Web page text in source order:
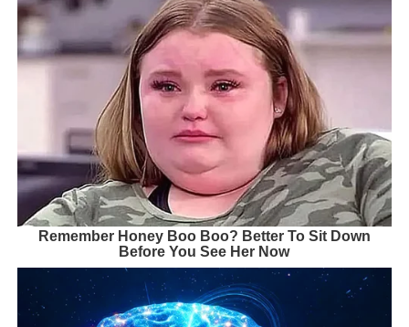
Remember Honey Boo Boo? Better To Sit Down
Before You See Her Now